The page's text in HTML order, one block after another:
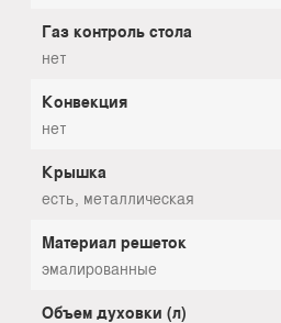
Газ контроль стола
нет
Конвекция
нет
Крышка
есть, металлическая
Материал решеток
эмалированные
Объем духовки (л)